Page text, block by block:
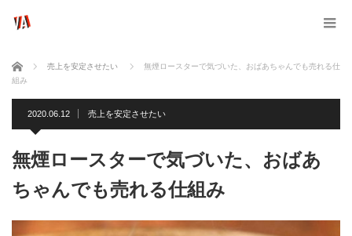
ホーム 売上を安定させたい
無煙ロースターで気づいた、おばあちゃんでも売れる仕
組み
2020.06.12 売上を安定させたい
無煙ロースターで気づいた、おばあ
ちゃんでも売れる仕組み